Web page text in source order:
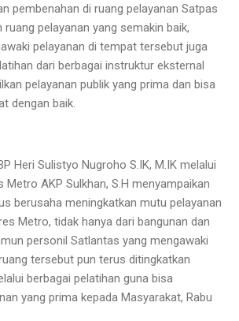
pembenahan di ruang pelayanan Satpas
pelayanan yang semakin baik,
pelayanan di tempat tersebut juga
dari berbagai instruktur eksternal
pelayanan publik yang prima dan bisa
dengan baik.
Heri Sulistyo Nugroho S.IK, M.IK melalui
AKP Sulkhan, S.H menyampaikan
berusaha meningkatkan mutu pelayanan
Metro, tidak hanya dari bangunan dan
personil Satlantas yang mengawaki
tersebut pun terus ditingkatkan
berbagai pelatihan guna bisa
yang prima kepada Masyarakat, Rabu